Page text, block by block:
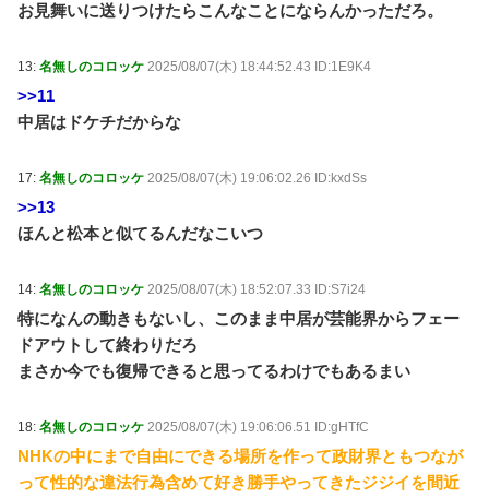
お見舞いに送りつけたらこんなことにならんかっただろ。
13: 名無しのコロッケ 2025/08/07(木) 18:44:52.43 ID:1E9K4
>>11
中居はドケチだからな
17: 名無しのコロッケ 2025/08/07(木) 19:06:02.26 ID:kxdSs
>>13
ほんと松本と似てるんだなこいつ
14: 名無しのコロッケ 2025/08/07(木) 18:52:07.33 ID:S7i24
特になんの動きもないし、このまま中居が芸能界からフェー
ドアウトして終わりだろ
まさか今でも復帰できると思ってるわけでもあるまい
18: 名無しのコロッケ 2025/08/07(木) 19:06:06.51 ID:gHTfC
NHKの中にまで自由にできる場所を作って政財界ともつなが
って性的な違法行為含めて好き勝手やってきたジジイを間近